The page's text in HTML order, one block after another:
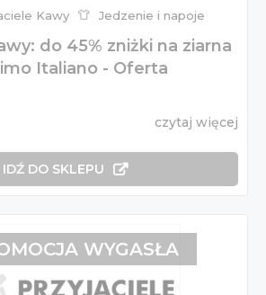
Kawy Jedzenie i napoje
do 45% zniżki na ziarna
Italiano - Oferta
czytaj więcej
IDŹ DO SKLEPU
WYGASŁA